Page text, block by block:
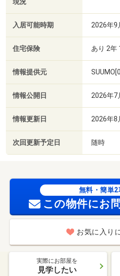
入居可能時期 2026年9
住宅保険 あり 2年
情報提供元
情報公開日 2026年7
情報更新日 2026年8
次回更新予定日 随時
無料・簡単2
この物件にお
お気に入り
実際にお部屋を
見学したい